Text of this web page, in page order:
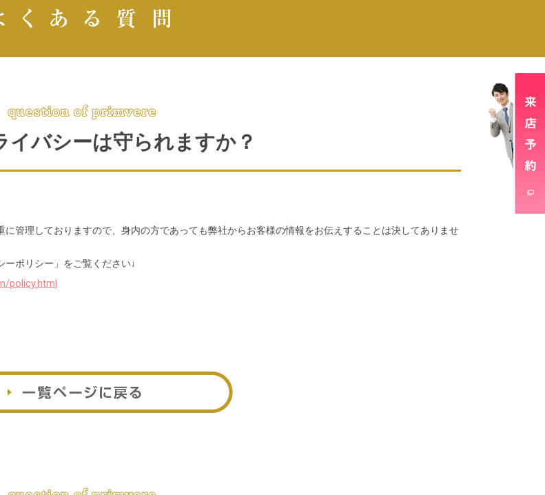
イバシーは守られますか？
に管理しておりますので、身内の方であっても弊社からお客様の情報をお伝えすることは決してありませ
ーポリシー」をご覧ください↓
policy.html